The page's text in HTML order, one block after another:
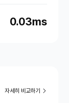
0.03ms
자세히 비교하기